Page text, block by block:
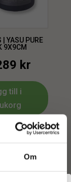
Om
| YASU PURE
9X9CM
kr
till i